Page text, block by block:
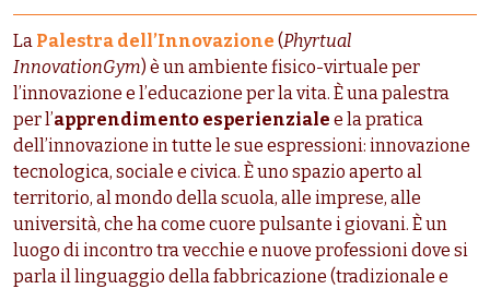
La Palestra dell’Innovazione (Phyrtual
InnovationGym) è un ambiente fisico-virtuale per
l’innovazione e l’educazione per la vita. È una palestra
per l’apprendimento esperienziale e la pratica
dell’innovazione in tutte le sue espressioni: innovazione
tecnologica, sociale e civica. È uno spazio aperto al
territorio, al mondo della scuola, alle imprese, alle
università, che ha come cuore pulsante i giovani. È un
luogo di incontro tra vecchie e nuove professioni dove si
parla il linguaggio della fabbricazione (tradizionale e